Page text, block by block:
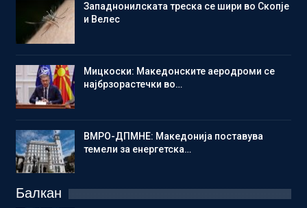
Западнонилската треска се шири во Скопје
и Велес
Мицкоски: Македонските аеродроми се
најбрзорастечки во…
ВМРО-ДПМНЕ: Македонија поставува
темели за енергетска…
Балкан